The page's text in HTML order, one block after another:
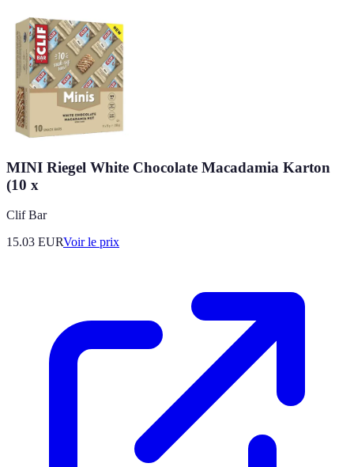
MINI Riegel White Chocolate Macadamia Karton
(10 x
Clif Bar
15.03 EURVoir le prix